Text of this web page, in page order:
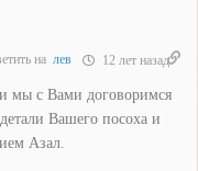
на лев 12 лет назад
мы с Вами договоримся
Вашего посоха и
Азал.